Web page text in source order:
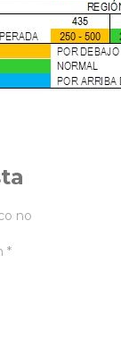
no
*